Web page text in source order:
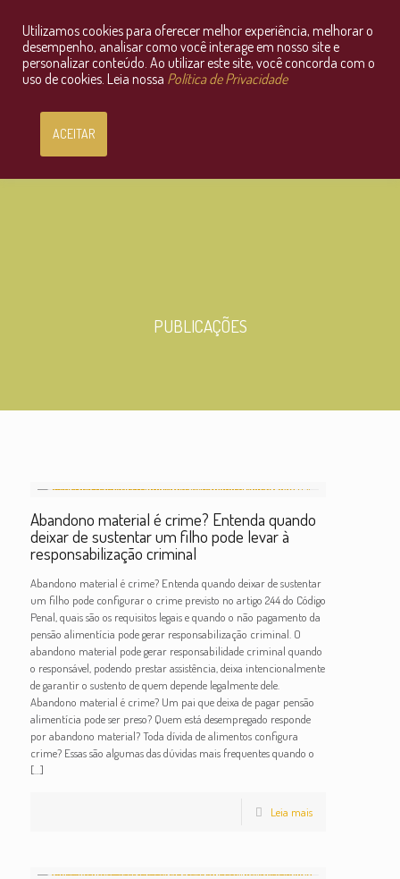
Consultoria Jurídica OnLine
PUBLICAÇÕES
Abandono material é crime? Entenda quando
deixar de sustentar um filho pode levar à
responsabilização criminal
Abandono material é crime? Entenda quando deixar de sustentar
um filho pode configurar o crime previsto no artigo 244 do Código
Penal, quais são os requisitos legais e quando o não pagamento da
pensão alimentícia pode gerar responsabilização criminal. O
abandono material pode gerar responsabilidade criminal quando
o responsável, podendo prestar assistência, deixa intencionalmente
de garantir o sustento de quem depende legalmente dele.
Abandono material é crime? Um pai que deixa de pagar pensão
alimentícia pode ser preso? Quem está desempregado responde
por abandono material? Toda dívida de alimentos configura
crime? Essas são algumas das dúvidas mais frequentes quando o
[…]
Leia mais
Utilizamos cookies para oferecer melhor experiência, melhorar o
desempenho, analisar como você interage em nosso site e
personalizar conteúdo. Ao utilizar este site, você concorda com o
uso de cookies. Leia nossa Política de Privacidade
ACEITAR